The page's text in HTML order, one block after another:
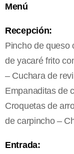
Menú
Recepción:
Pincho de queso
de yacaré frito
– Cuchara de
Empanaditas de
Croquetas de
de carpincho –
Entrada: